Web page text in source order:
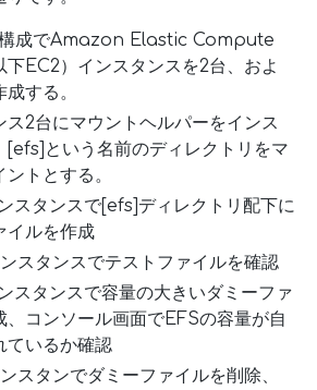
成でAmazon Elastic Compute
EC2）インスタンスを2台、およ
する。
ス2台にマウントヘルパーをインス
[efs]という名前のディレクトリをマ
トとする。
スタンスで[efs]ディレクトリ配下に
イルを作成
スタンスでテストファイルを確認
スタンスで容量の大きいダミーファ
、コンソール画面でEFSの容量が自
ているか確認
スタンでダミーファイルを削除、